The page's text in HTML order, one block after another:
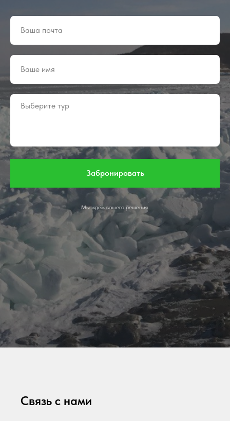
Забронировать
Мы ждём вашего решения.
Связь с нами